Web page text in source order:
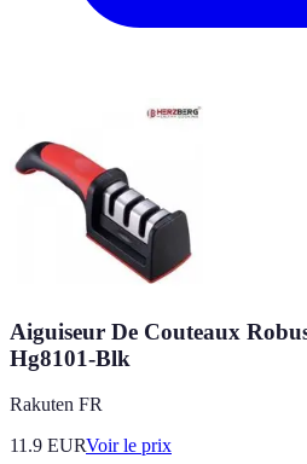
Aiguiseur De Couteaux
Hg8101-Blk
Rakuten FR
11.9 EURVoir le prix